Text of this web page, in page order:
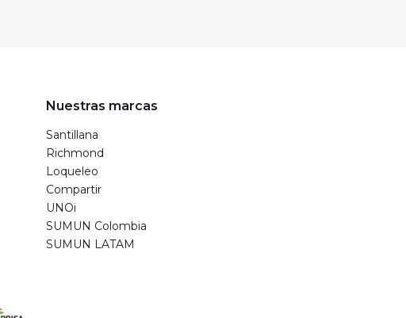
Nuestras marcas
Santillana
Richmond
Loqueleo
Compartir
UNOi
SUMUN Colombia
SUMUN LATAM